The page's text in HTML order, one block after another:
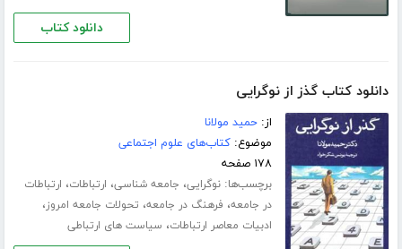
دانلود کتاب
دانلود کتاب گذز از نوگرایی
از:حمید مولانا
موضوع:کتاب‌های علوم اجتماعی
۱۷۸ صفحه
برچسب‌ها:نوگرایی، جامعه شناسی، ارتباطات، ارتباطات
در جامعه، فرهنگ در جامعه، تحولات جامعه امروز،
ادبیات معاصر ارتباطات، سیاست های ارتباطی